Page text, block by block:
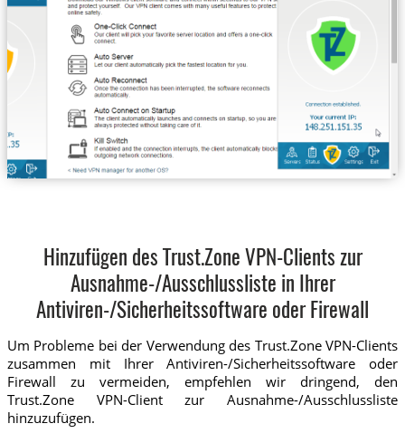
Hinzufügen des Trust.Zone VPN-Clients zur
Ausnahme-/Ausschlussliste in Ihrer
Antiviren-/Sicherheitssoftware oder Firewall
Um Probleme bei der Verwendung des Trust.Zone VPN-Clients
zusammen mit Ihrer Antiviren-/Sicherheitssoftware oder
Firewall zu vermeiden, empfehlen wir dringend, den
Trust.Zone VPN-Client zur Ausnahme-/Ausschlussliste
hinzuzufügen.